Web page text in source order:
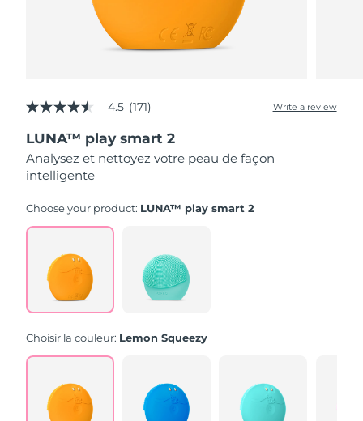
4.5
of
5
stars,
average
value.
Read
171
Same
page
link.
4.5 (171) Write a review
LUNA™ play smart 2
Analysez et nettoyez votre peau de façon
intelligente
Choose your product: LUNA™ play smart 2
Choisir la couleur: Lemon Squeezy